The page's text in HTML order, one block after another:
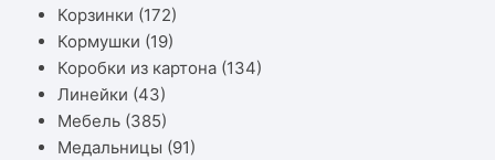
Корзинки (172)
Кормушки (19)
Коробки из картона (134)
Линейки (43)
Мебель (385)
Медальницы (91)